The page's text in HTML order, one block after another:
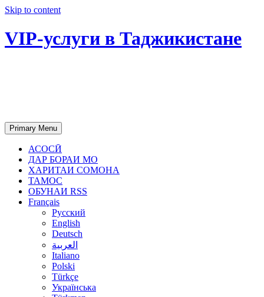
Skip to content
VIP-услуги в Таджикистане
Primary Menu
АСОСӢ
ДАР БОРАИ МО
ХАРИТАИ СОМОНА
ТАМОС
ОБУНАИ RSS
Français
Русский
English
Deutsch
العربية
Italiano
Polski
Türkçe
Українська